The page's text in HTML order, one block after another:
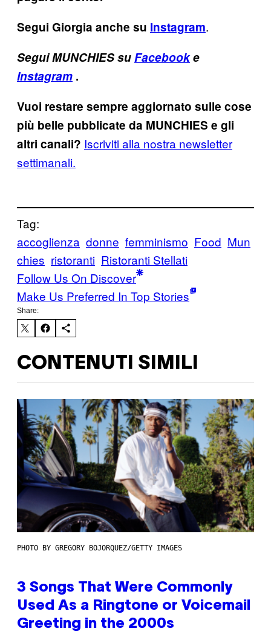
Segui Giorgia anche su Instagram.
Segui MUNCHIES suFacebooke
Instagram .
Vuoi restare sempre aggiornato sulle cose
più belle pubblicate da MUNCHIES e gli
altri canali? Iscriviti alla nostra newsletter
settimanali.
Tag:
accoglienza donne femminismo Food Mun
chies ristoranti Ristoranti Stellati
Follow Us On Discover
Make Us Preferred In Top Stories
Share:
CONTENUTI SIMILI
PHOTO BY GREGORY BOJORQUEZ/GETTY IMAGES
3 Songs That Were Commonly
Used As a Ringtone or Voicemail
Greeting in the 2000s